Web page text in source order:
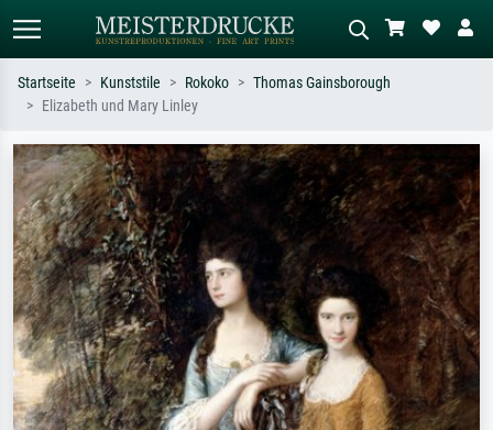
Suchen Sie nach Künstlern, Werktiteln
oder Stilen – z.B. Monet,
Sternennacht, Impressionismus, Welle
Hokusai, Akt.
Beschreiben Sie die Szene – z.B. Grüne
Wiese, Abstrakt mit viel Rot, Dunkles
Ölgemälde, Stehender Akt neben einem
Baum.
Startseite Kunststile Rokoko
Thomas Gainsborough
Elizabeth und Mary Linley